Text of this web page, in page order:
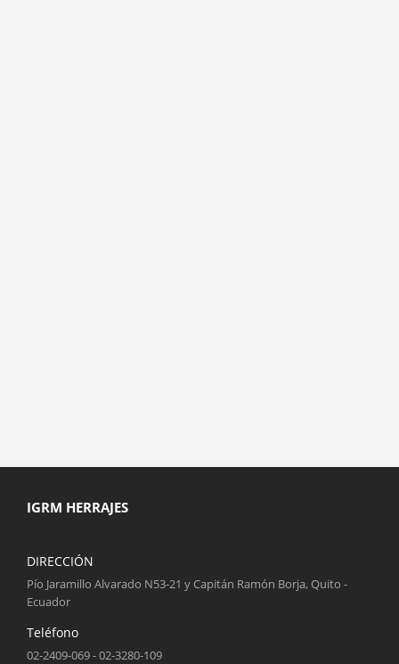
IGRM HERRAJES
DIRECCIÓN
Pío Jaramillo Alvarado N53-21 y Capitán Ramón Borja, Quito -
Ecuador
Teléfono
02-2409-069 - 02-3280-109